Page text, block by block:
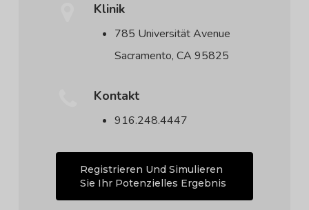
Klinik
785 Universität Avenue
Sacramento, CA 95825
Kontakt
916.248.4447
Registrieren Und Simulieren
Sie Ihr Potenzielles Ergebnis